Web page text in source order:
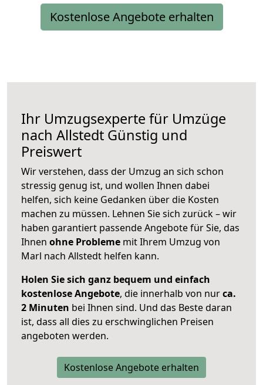
Kostenlose Angebote erhalten
Ihr Umzugsexperte für Umzüge
nach Allstedt Günstig und
Preiswert
Wir verstehen, dass der Umzug an sich schon
stressig genug ist, und wollen Ihnen dabei
helfen, sich keine Gedanken über die Kosten
machen zu müssen. Lehnen Sie sich zurück – wir
haben garantiert passende Angebote für Sie, das
Ihnen ohne Probleme mit Ihrem Umzug von
Marl nach Allstedt helfen kann.
Holen Sie sich ganz bequem und einfach
kostenlose Angebote, die innerhalb von nurca.
2 Minuten bei Ihnen sind. Und das Beste daran
ist, dass all dies zu erschwinglichen Preisen
angeboten werden.
Kostenlose Angebote erhalten